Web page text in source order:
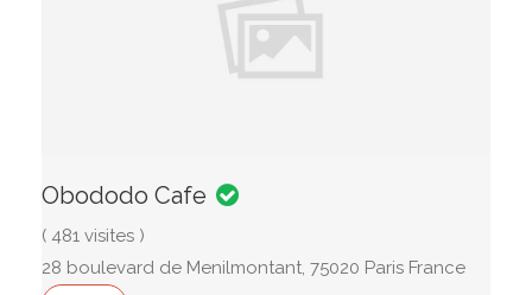
Obododo Cafe
( 481 visites )
28 boulevard de Menilmontant, 75020 Paris France